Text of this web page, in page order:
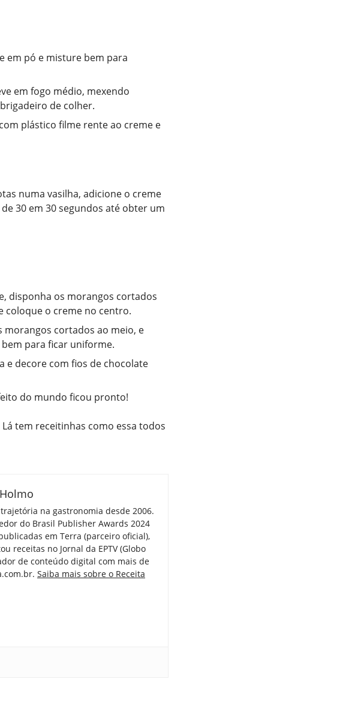
em pó e misture bem para
em fogo médio, mexendo
de colher.
plástico filme rente ao creme e
numa vasilha, adicione o creme
30 em 30 segundos até obter um
disponha os morangos cortados
coloque o creme no centro.
morangos cortados ao meio, e
para ficar uniforme.
e decore com fios de chocolate
do mundo ficou pronto!
tem receitinhas como essa todos
na gastronomia desde 2006.
do Brasil Publisher Awards 2024
em Terra (parceiro oficial),
receitas no Jornal da EPTV (Globo
de conteúdo digital com mais de
Saiba mais sobre o Receita